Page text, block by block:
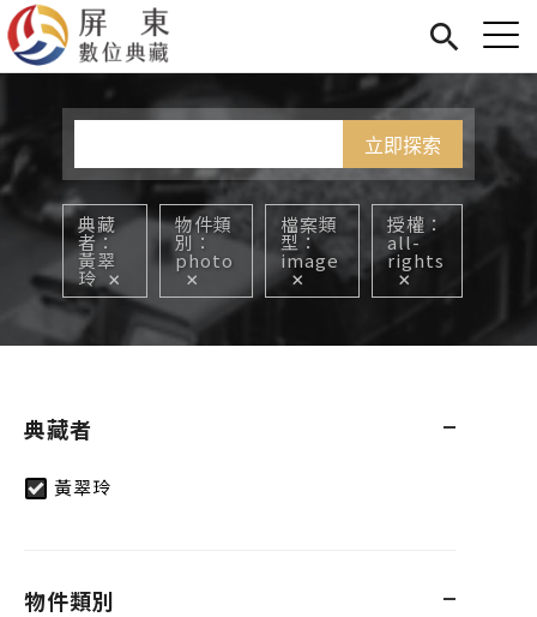
關於我們
Jump to Main content
您在這裡
典藏
者
黃翠
玲
物件類
別
photo
檔案類
型
image
授權
all-
rights
典藏者
黃翠玲
物件類別